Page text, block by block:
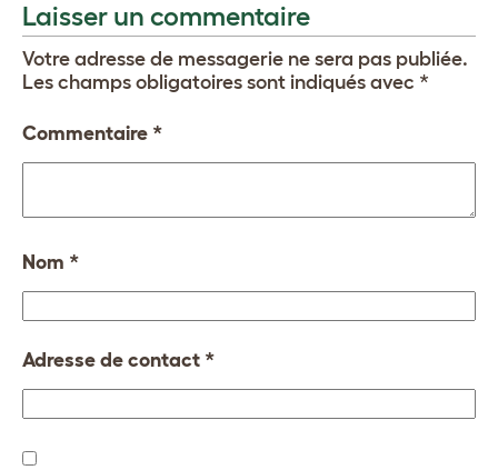
Laisser un commentaire
Votre adresse de messagerie ne sera pas publiée.
Les champs obligatoires sont indiqués avec *
Commentaire *
Nom *
Adresse de contact *